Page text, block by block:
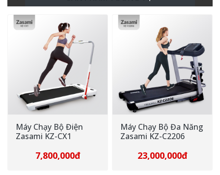
Máy Chạy Bộ Điện
Zasami KZ-CX1
7,800,000đ
Máy Chạy Bộ Đa Năng
Zasami KZ-C2206
23,000,000đ